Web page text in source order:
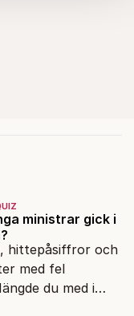
ministrar gick i
hittepåsiffror och
med fel
du med i
valspurtens